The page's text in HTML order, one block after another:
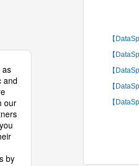
【
【
【
【
【